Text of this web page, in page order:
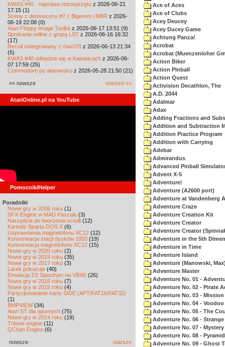
KWAS #40 - naprawa retrosprzętu z 2026-06-21
17:15 (1)
Sceny z demosceny #7 z Bigerem i MBR z 2026-
06-19 22:08 (0)
Atari Floppy Image Toolkit z 2026-06-17 13:51 (9)
Spotkanie online z grupą LST z 2026-06-16 16:32
(17)
Recoil zintegrowany z macOS z 2026-06-13 21:34
(5)
KWAS #40 odbędzie się w Katowicach z 2026-06-
07 17:59 (25)
Commodore po atarowsku z 2026-05-28 21:50 (21)
«« nowsze starsze »»
AtariOnline.pl na YouTube
Pomocnik/Helper
Poradniki
Nowe gry w 2026 roku (1)
SFX-Engine w MAD Pascalu (3)
Narzędzie do tworzenia scrolli (12)
Kartridż Sparta DOS X (6)
Usprawnienia magnetofonu XC12 (12)
Konserwacja stacji dysków 1050 (19)
Konserwacja magnetofonu XC12 (15)
Nowe gry w 2020 roku (2)
Nowe gry w 2019 roku (35)
Nowe gry w 2017 roku (3)
Larek pokazuje (40)
Emulacja ZX Spectrum na VBXE (26)
Nowe gry w 2016 roku (7)
Nowe gry w 2015 roku (4)
Partycjonowanie karty SIDE (APT/FAT16/FAT32)
(1)
BMPVIEW(34)
Atari ST dla opornych (75)
Nowe gry w 2014 roku (19)
Tritone engine (11)
QChan Engine (6)
nowsze starsze
Ace of Aces
Ace of Clubs
Acey Deucey
Acey Ducey Game
Achtung Panza!
Acrobat
Acrobat (Muenzenloher
Action Biker
Action Pinball
Action Quest
Activision Decathlon, The
A.D. 2044
Adalmar
Adax
Adding Fractions and
Addition and Subtraction
Addition Practice Program
Addition with Carrying
Adebar
Admirandus
Advanced Pinball
Advent X-5
Adventure!
Adventure (A2600 port)
Adventure at Vandenberg
Adventure Craze
Adventure Creation Kit
Adventure Creator
Adventure Creator
Adventure in the 5th
Adventure in Time
Adventure Island
Adventure (Manowski,
Adventure Master
Adventure No. 01 -
Adventure No. 02 - Pirate
Adventure No. 03 -
Adventure No. 04 - Voodoo
Adventure No. 05 - The
Adventure No. 06 -
Adventure No. 07 -
Adventure No. 08 -
Adventure No. 09 - Ghost